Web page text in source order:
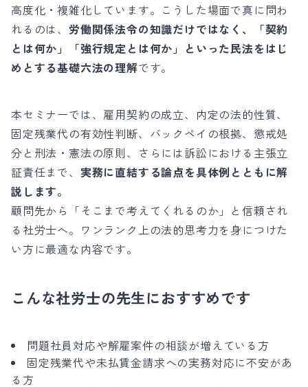
高度化・複雑化しています。こうした場面で真に問わ
れるのは、 労働関係法令の知識だけではなく、「契約
とは何か」「強行規定とは何か」といった民法をはじ
めとする基礎六法の理解です。
本セミナーでは、雇用契約の成立、内定の法的性質、
固定残業代の有効性判断、バックペイの根拠、懲戒処
分と刑法・憲法の原則、さらには訴訟における主張立
証責任まで、 実務に直結する論点を具体例とともに解
説します。
顧問先から「そこまで考えてくれるのか」と信頼され
る社労士へ。ワンランク上の法的思考力を身につけた
い方に最適な内容です。
こんな社労士の先生におすすめです
問題社員対応や解雇案件の相談が増えている方
固定残業代や未払賃金請求への実務対応に不安があ
る方